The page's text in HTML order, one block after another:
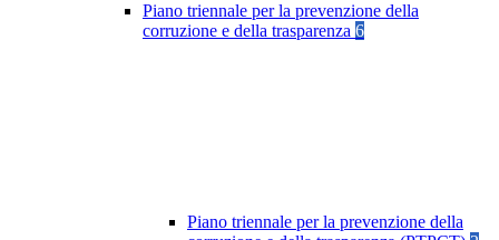
Piano triennale per la prevenzione della
corruzione e della trasparenza 6
Piano triennale per la prevenzione della